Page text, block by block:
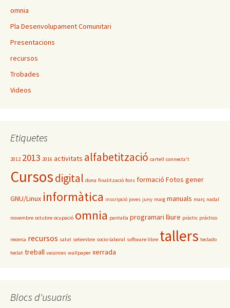
omnia
Pla Desenvolupament Comunitari
Presentacions
recursos
Trobades
Videos
Etiquetes
2012 2013 2016 activitats alfabetització cartell connecta't
Cursosdigital dona finalització fons formació Fotos gener
GNU/Linux informàtica inscripció joves juny maig manuals març nadal
novembre octubre ocupació omnia pantalla programari lliure pràctic práctico
recerca recursos salut setembre socio-laboral software libre tallers teclado
teclat treball vacances wallpaper xerrada
Blocs d'usuaris